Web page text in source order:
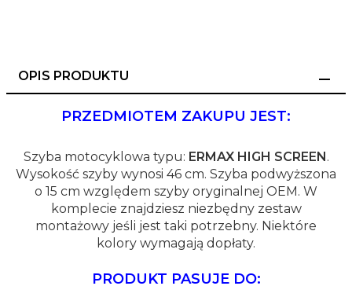
OPIS PRODUKTU
PRZEDMIOTEM ZAKUPU JEST:
Szyba motocyklowa typu: ERMAX HIGH SCREEN.
Wysokość szyby wynosi 46 cm. Szyba podwyższona
o 15 cm względem szyby oryginalnej OEM. W
komplecie znajdziesz niezbędny zestaw
montażowy jeśli jest taki potrzebny. Niektóre
kolory wymagają dopłaty.
PRODUKT PASUJE DO: